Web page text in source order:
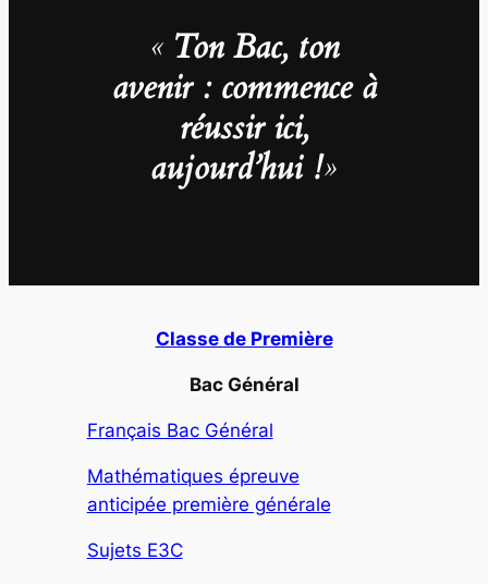
« Ton Bac, ton
avenir : commence à
réussir ici,
aujourd’hui !»
Classe de Première
Bac Général
Français Bac Général
Mathématiques épreuve
anticipée première générale
Sujets E3C